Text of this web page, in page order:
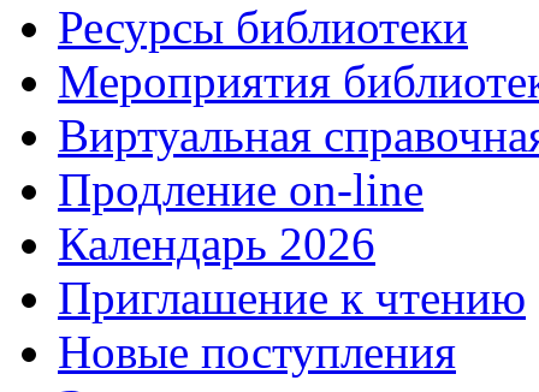
Ресурсы библиотеки
Мероприятия
Виртуальная
Продление on-line
Календарь 2026
Приглашение к чтению
Новые поступления